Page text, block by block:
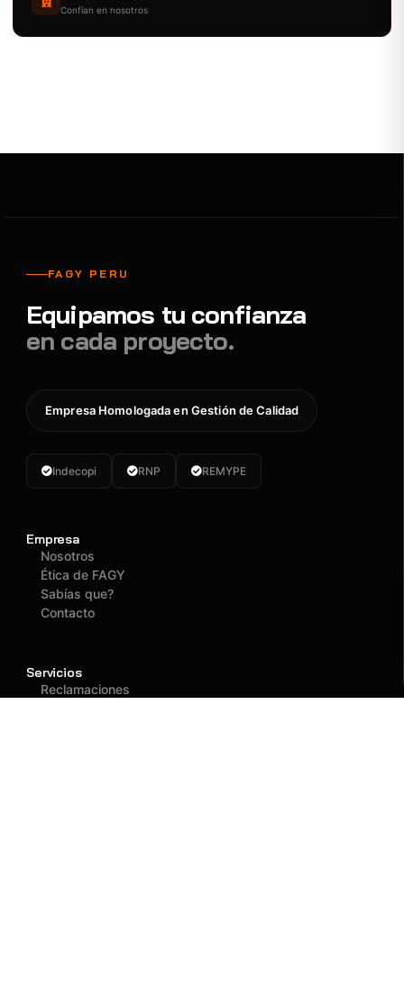
Confían en nosotros
FAGY PERU
Equipamos tu confianza
en cada proyecto.
Empresa Homologada en Gestión de Calidad
Indecopi RNP REMYPE
Empresa
Nosotros
Ética de FAGY
Sabías que?
Contacto
Servicios
Reclamaciones